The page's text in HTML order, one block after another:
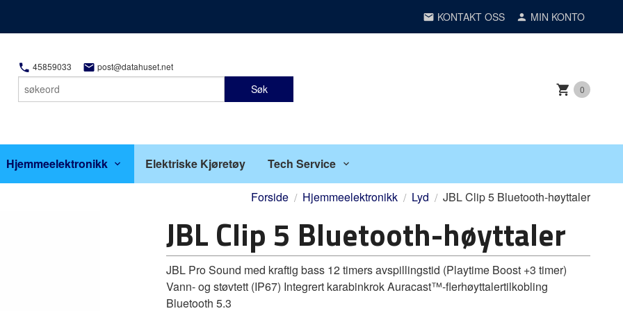
KONTAKT OSS MIN KONTO
45859033 post@datahuset.net
Søk 0
Hjemmeelektronikk Elektriske Kjøretøy Tech Service
Forside Hjemmeelektronikk Lyd JBL Clip 5 Bluetooth-høyttaler
JBL Clip 5 Bluetooth-høyttaler
JBL Pro Sound med kraftig bass 12 timers avspillingstid (Playtime Boost +3 timer)
Vann- og støvtett (IP67) Integrert karabinkrok Auracast™-flerhøyttalertilkobling
Bluetooth 5.3